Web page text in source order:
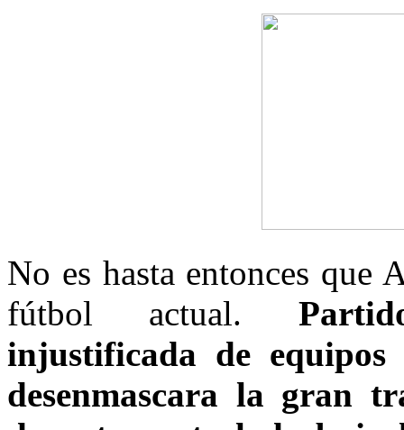
No es hasta entonces que
fútbol actual.
injustificada de
desenmascara la gran